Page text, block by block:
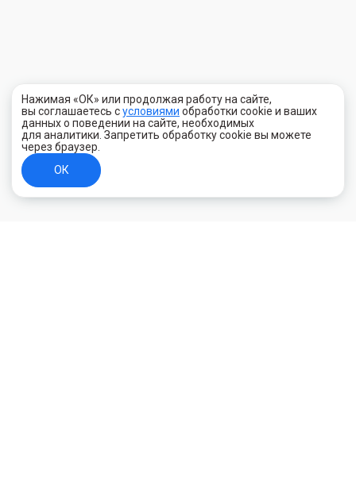
Нажимая «ОК» или продолжая работу на сайте,
вы соглашаетесь сусловиями обработки cookie и ваших
данных о поведении на сайте, необходимых
для аналитики. Запретить обработку cookie вы можете
через браузер.
ОК